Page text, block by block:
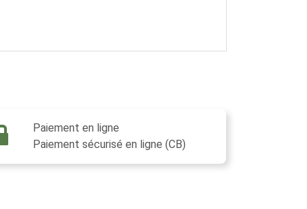
Paiement en ligne
Paiement sécurisé en ligne (CB)